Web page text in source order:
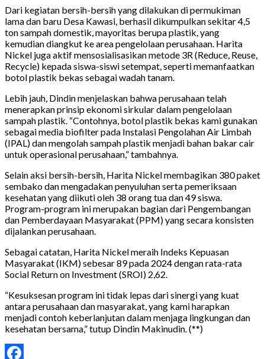
Dari kegiatan bersih-bersih yang dilakukan di permukiman
lama dan baru Desa Kawasi, berhasil dikumpulkan sekitar 4,5
ton sampah domestik, mayoritas berupa plastik, yang
kemudian diangkut ke area pengelolaan perusahaan. Harita
Nickel juga aktif mensosialisasikan metode 3R (Reduce, Reuse,
Recycle) kepada siswa-siswi setempat, seperti memanfaatkan
botol plastik bekas sebagai wadah tanam.
Lebih jauh, Dindin menjelaskan bahwa perusahaan telah
menerapkan prinsip ekonomi sirkular dalam pengelolaan
sampah plastik. “Contohnya, botol plastik bekas kami gunakan
sebagai media biofilter pada Instalasi Pengolahan Air Limbah
(IPAL) dan mengolah sampah plastik menjadi bahan bakar cair
untuk operasional perusahaan,” tambahnya.
Selain aksi bersih-bersih, Harita Nickel membagikan 380 paket
sembako dan mengadakan penyuluhan serta pemeriksaan
kesehatan yang diikuti oleh 38 orang tua dan 49 siswa.
Program-program ini merupakan bagian dari Pengembangan
dan Pemberdayaan Masyarakat (PPM) yang secara konsisten
dijalankan perusahaan.
Sebagai catatan, Harita Nickel meraih Indeks Kepuasan
Masyarakat (IKM) sebesar 89 pada 2024 dengan rata-rata
Social Return on Investment (SROI) 2,62.
“Kesuksesan program ini tidak lepas dari sinergi yang kuat
antara perusahaan dan masyarakat, yang kami harapkan
menjadi contoh keberlanjutan dalam menjaga lingkungan dan
kesehatan bersama,” tutup Dindin Makinudin. (**)